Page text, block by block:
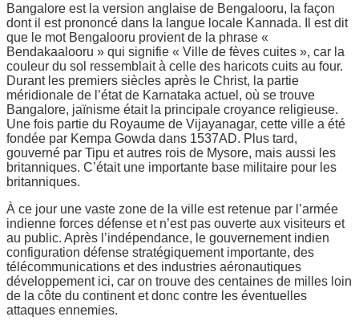
Bangalore est la version anglaise de Bengalooru, la façon
dont il est prononcé dans la langue locale Kannada. Il est dit
que le mot Bengalooru provient de la phrase «
Bendakaalooru » qui signifie « Ville de fèves cuites », car la
couleur du sol ressemblait à celle des haricots cuits au four.
Durant les premiers siècles après le Christ, la partie
méridionale de l’état de Karnataka actuel, où se trouve
Bangalore, jaïnisme était la principale croyance religieuse.
Une fois partie du Royaume de Vijayanagar, cette ville a été
fondée par Kempa Gowda dans 1537AD. Plus tard,
gouverné par Tipu et autres rois de Mysore, mais aussi les
britanniques. C’était une importante base militaire pour les
britanniques.
À ce jour une vaste zone de la ville est retenue par l’armée
indienne forces défense et n’est pas ouverte aux visiteurs et
au public. Après l’indépendance, le gouvernement indien
configuration défense stratégiquement importante, des
télécommunications et des industries aéronautiques
développement ici, car on trouve des centaines de milles loin
de la côte du continent et donc contre les éventuelles
attaques ennemies.